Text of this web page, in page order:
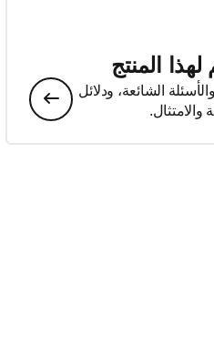
المنتج
الشائعة، ودلائل